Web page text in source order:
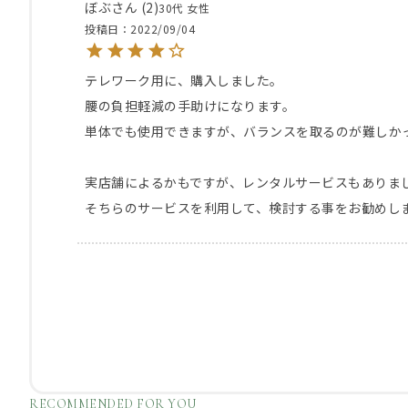
ぼぶ 2 30代 女性
投稿日
2022/09/04
テレワーク用に、購入しました。
腰の負担軽減の手助けになります。
単体でも使用できますが、バランスを取るのが難しか
実店舗によるかもですが、レンタルサービスもありま
そちらのサービスを利用して、検討する事をお勧めし
RECOMMENDED FOR YOU